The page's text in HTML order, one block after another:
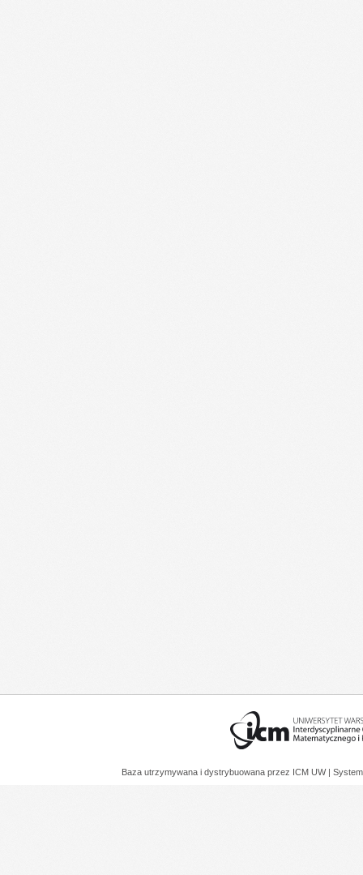
Baza utrzymywana i dystrybuowana przez ICM UW |